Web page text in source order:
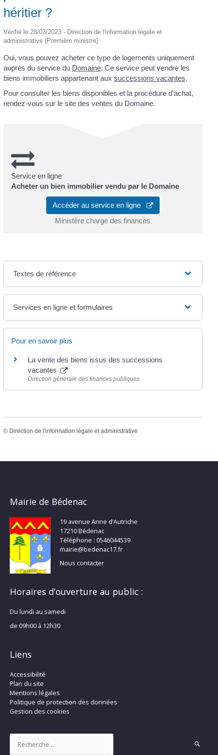
héritier ?
Vérifié le 28/03/2023 - Direction de l'information légale et
administrative (Première ministre)
Oui, vous pouvez acheter ce type de logements uniquement
auprès du service du Domaine. Ce service peut vendre les
biens immobiliers appartenant aux successions vacantes.
Pour consulter les biens disponibles et la procédure d'achat,
rendez-vous sur le site des ventes du Domaine.
Service en ligne
Acheter un bien immobilier vendu par le Domaine
Accéder au service en ligne
Ministère chargé des finances
Textes de référence
Services en ligne et formulaires
Pour en savoir plus
La vente des biens issus des successions
vacantes
Direction générale des finances publiques
© Direction de l'information légale et administrative
Mairie de Bédenac
19 avenue Anne d’Autriche
17210 Bédenac
Téléphone : 0546044539
mairie@bedenac17.fr
Nous contacter
Horaires d’ouverture au public :
Du lundi au samedi
de 09h00 à 12h30
Liens
Accessibilité
Plan du site
Mentions légales
Politique de protection des données
Gestion des cookies